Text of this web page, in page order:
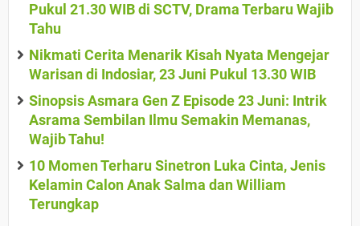
Pukul 21.30 WIB di SCTV, Drama Terbaru Wajib
Tahu
Nikmati Cerita Menarik Kisah Nyata Mengejar
Warisan di Indosiar, 23 Juni Pukul 13.30 WIB
Sinopsis Asmara Gen Z Episode 23 Juni: Intrik
Asrama Sembilan Ilmu Semakin Memanas,
Wajib Tahu!
10 Momen Terharu Sinetron Luka Cinta, Jenis
Kelamin Calon Anak Salma dan William
Terungkap